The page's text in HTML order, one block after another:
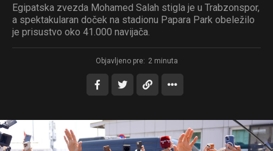
Egipatska zvezda Mohamed Salah stigla je u Trabzonspor,
a spektakularan doček na stadionu Papara Park obeležilo
je prisustvo oko 41.000 navijača.
Objavljeno pre: 2 minuta